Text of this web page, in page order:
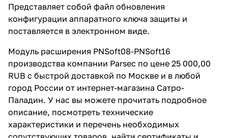
Представляет собой файл обновления
конфигурации аппаратного ключа защиты и
поставляется в электронном виде.
Модуль расширения PNSoft08-PNSoft16
производства компании Parsec по цене 25 000,00
RUB с быстрой доставкой по Москве и в любой
город России от интернет-магазина Сатро-
Паладин. У нас вы можете прочитать подробное
описание, посмотреть технические
характеристики и перечень необходимых